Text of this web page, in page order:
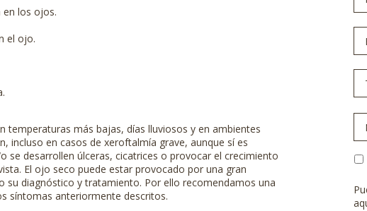
en los ojos.
el ojo.
temperaturas más bajas, días lluviosos y en ambientes
incluso en casos de xeroftalmía grave, aunque sí es
se desarrollen úlceras, cicatrices o provocar el crecimiento
El ojo seco puede estar provocado por una gran
su diagnóstico y tratamiento. Por ello recomendamos una
síntomas anteriormente descritos.
de